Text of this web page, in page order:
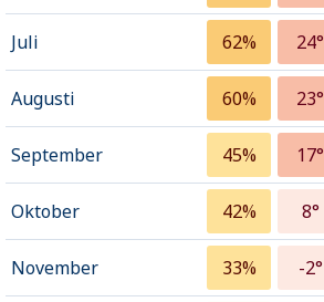
Juli 62% 24°
Augusti 60% 23°
September 45% 17°
Oktober 42% 8°
November 33% -2°